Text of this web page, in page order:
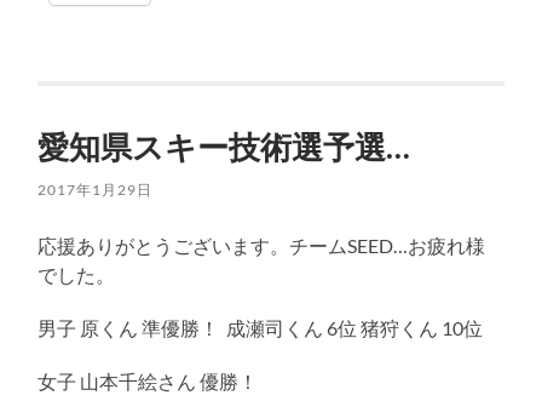
愛知県スキー技術選予選…
2017年1月29日
応援ありがとうございます。チームSEED…お疲れ様
でした。
男子 原くん 準優勝！ 成瀬司くん 6位 猪狩くん 10位
女子 山本千絵さん 優勝！